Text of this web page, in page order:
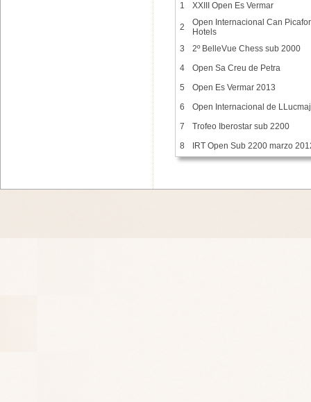
1 XXIII Open Es Vermar
2
Open Internacional Can
Hotels
3
2º BelleVue Chess sub 2000
4
Open Sa Creu de Petra
5
Open Es Vermar 2013
6
Open Internacional de
7
Trofeo Iberostar sub 2200
8
IRT Open Sub 2200 marzo